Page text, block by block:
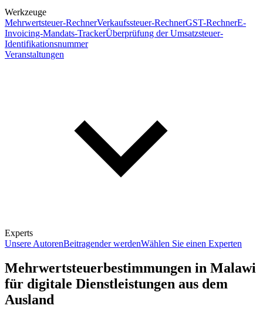
Werkzeuge
Mehrwertsteuer-RechnerVerkaufssteuer-RechnerGST-RechnerE-
Invoicing-Mandats-TrackerÜberprüfung der Umsatzsteuer-
Identifikationsnummer
Veranstaltungen
Experts
Unsere AutorenBeitragender werdenWählen Sie einen Experten
Mehrwertsteuerbestimmungen in Malawi
für digitale Dienstleistungen aus dem
Ausland